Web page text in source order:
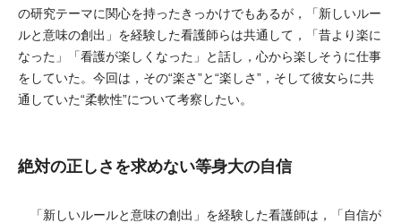
の研究テーマに関心を持ったきっかけでもあるが，「新しいルー
ルと意味の創出」を経験した看護師らは共通して，「昔より楽に
なった」「看護が楽しくなった」と話し，心から楽しそうに仕事
をしていた。今回は，その“楽さ”と“楽しさ”，そして彼女らに共
通していた“柔軟性”について考察したい。
絶対の正しさを求めない等身大の自信
「新しいルールと意味の創出」を経験した看護師は，「自信が